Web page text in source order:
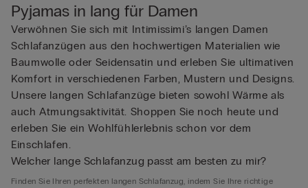
Pyjamas in lang für Damen
Verwöhnen Sie sich mit Intimissimi’s langen Damen
Schlafanzügen aus den hochwertigen Materialien wie
Baumwolle oder Seidensatin und erleben Sie ultimativen
Komfort in verschiedenen Farben, Mustern und Designs.
Unsere langen Schlafanzüge bieten sowohl Wärme als
auch Atmungsaktivität. Shoppen Sie noch heute und
erleben Sie ein Wohlfühlerlebnis schon vor dem
Einschlafen.
Welcher lange Schlafanzug passt am besten zu mir?
Finden Sie Ihren perfekten langen Schlafanzug, indem Sie Ihre richtige